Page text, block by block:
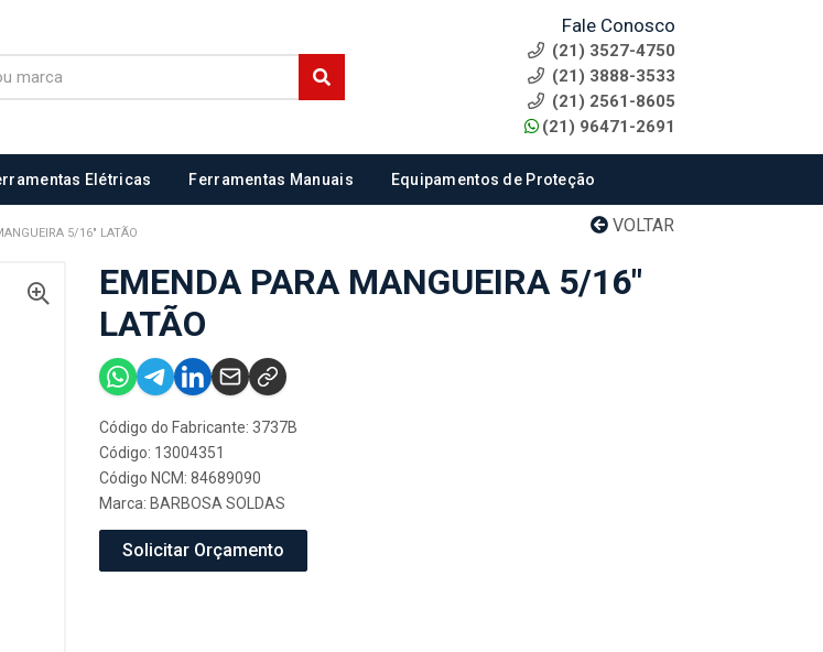
Fale Conosco
(21) 3527-4750
(21) 3888-3533
(21) 2561-8605
(21) 96471-2691
Elétricas Ferramentas Manuais Equipamentos de Proteção
VOLTAR
5/16" LATÃO
EMENDA PARA MANGUEIRA 5/16"
LATÃO
Código do Fabricante: 3737B
Código: 13004351
Código NCM: 84689090
Marca: BARBOSA SOLDAS
Solicitar Orçamento